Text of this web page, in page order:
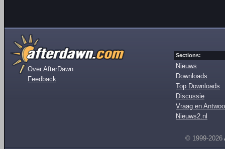
Over AfterDawn
Feedback
Sections:
Nieuws
Downloads
Top Downloads
Discussie
Vraag en
Nieuws2.nl
© 1999-2026